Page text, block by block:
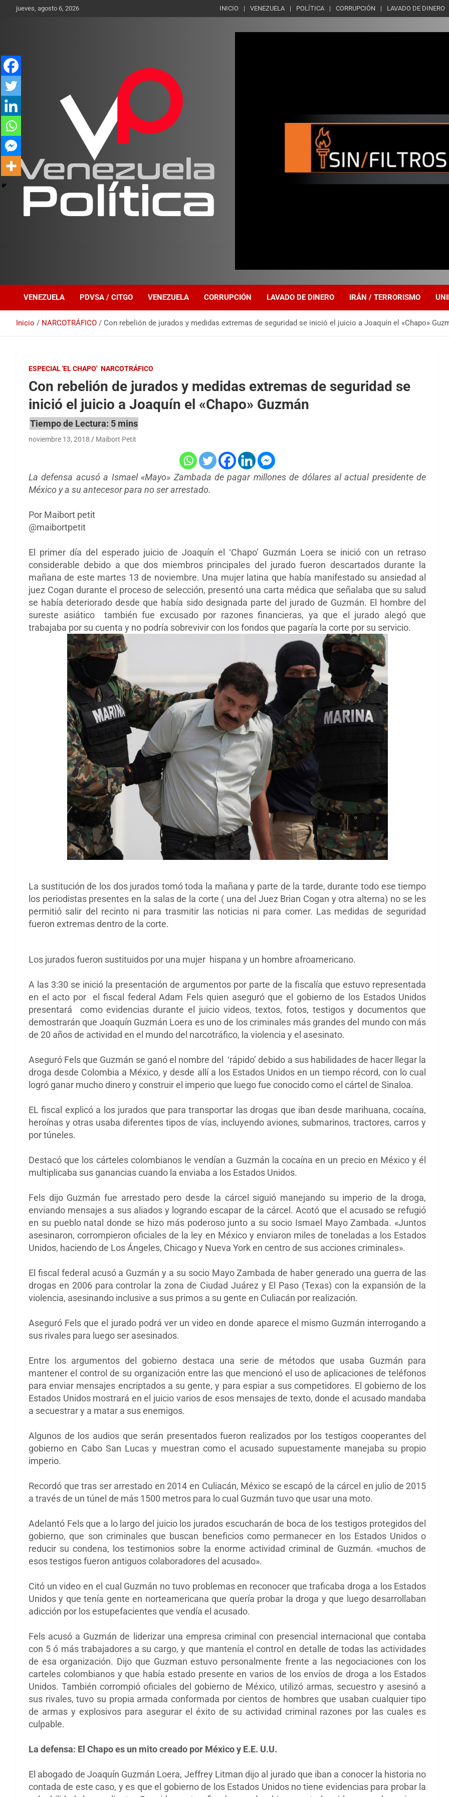
Saltarjueves, agosto 6, 2026 INICIO VENEZUELA POLÍTICA CORRUPCIÓN LAVADO DE DINERO
VENEZUELA PDVSA / CITGO VENEZUELA CORRUPCIÓN LAVADO DE DINERO IRÁN / TERRORISMO
Inicio NARCOTRÁFICO Con rebelión de jurados y medidas extremas de seguridad se inició el juicio a Joaquín el «Chapo»
ESPECIAL 'EL CHAPO' NARCOTRÁFICO
Con rebelión de jurados y medidas extremas de seguridad se
inició el juicio a Joaquín el «Chapo» Guzmán
noviembre 13, 2018 Maibort Petit
La defensa acusó a Ismael «Mayo» Zambada de pagar millones de dólares al actual presidente de
México y a su antecesor para no ser arrestado.
Por Maibort petit
@maibortpetit
El primer día del esperado juicio de Joaquín el ‘Chapo’ Guzmán Loera se inició con un retraso
considerable debido a que dos miembros principales del jurado fueron descartados durante la
mañana de este martes 13 de noviembre. Una mujer latina que había manifestado su ansiedad al
juez Cogan durante el proceso de selección, presentó una carta médica que señalaba que su salud
se había deteriorado desde que había sido designada parte del jurado de Guzmán. El hombre del
sureste asiático también fue excusado por razones financieras, ya que el jurado alegó que
trabajaba por su cuenta y no podría sobrevivir con los fondos que pagaría la corte por su servicio.
La sustitución de los dos jurados tomó toda la mañana y parte de la tarde, durante todo ese tiempo
los periodistas presentes en la salas de la corte ( una del Juez Brian Cogan y otra alterna) no se les
permitió salir del recinto ni para trasmitir las noticias ni para comer. Las medidas de seguridad
fueron extremas dentro de la corte.
Los jurados fueron sustituidos por una mujer hispana y un hombre afroamericano.
A las 3:30 se inició la presentación de argumentos por parte de la fiscalía que estuvo representada
en el acto por el fiscal federal Adam Fels quien aseguró que el gobierno de los Estados Unidos
presentará como evidencias durante el juicio videos, textos, fotos, testigos y documentos que
demostrarán que Joaquín Guzmán Loera es uno de los criminales más grandes del mundo con más
de 20 años de actividad en el mundo del narcotráfico, la violencia y el asesinato.
Aseguró Fels que Guzmán se ganó el nombre del ‘rápido’ debido a sus habilidades de hacer llegar la
droga desde Colombia a México, y desde allí a los Estados Unidos en un tiempo récord, con lo cual
logró ganar mucho dinero y construir el imperio que luego fue conocido como el cártel de Sinaloa.
EL fiscal explicó a los jurados que para transportar las drogas que iban desde marihuana, cocaína,
heroínas y otras usaba diferentes tipos de vías, incluyendo aviones, submarinos, tractores, carros y
por túneles.
Destacó que los cárteles colombianos le vendían a Guzmán la cocaína en un precio en México y él
multiplicaba sus ganancias cuando la enviaba a los Estados Unidos.
Fels dijo Guzmán fue arrestado pero desde la cárcel siguió manejando su imperio de la droga,
enviando mensajes a sus aliados y logrando escapar de la cárcel. Acotó que el acusado se refugió
en su pueblo natal donde se hizo más poderoso junto a su socio Ismael Mayo Zambada. «Juntos
asesinaron, corrompieron oficiales de la ley en México y enviaron miles de toneladas a los Estados
Unidos, haciendo de Los Ángeles, Chicago y Nueva York en centro de sus acciones criminales».
El fiscal federal acusó a Guzmán y a su socio Mayo Zambada de haber generado una guerra de las
drogas en 2006 para controlar la zona de Ciudad Juárez y El Paso (Texas) con la expansión de la
violencia, asesinando inclusive a sus primos a su gente en Culiacán por realización.
Aseguró Fels que el jurado podrá ver un video en donde aparece el mismo Guzmán interrogando a
sus rivales para luego ser asesinados.
Entre los argumentos del gobierno destaca una serie de métodos que usaba Guzmán para
mantener el control de su organización entre las que mencionó el uso de aplicaciones de teléfonos
para enviar mensajes encriptados a su gente, y para espiar a sus competidores. El gobierno de los
Estados Unidos mostrará en el juicio varios de esos mensajes de texto, donde el acusado mandaba
a secuestrar y a matar a sus enemigos.
Algunos de los audios que serán presentados fueron realizados por los testigos cooperantes del
gobierno en Cabo San Lucas y muestran como el acusado supuestamente manejaba su propio
imperio.
Recordó que tras ser arrestado en 2014 en Culiacán, México se escapó de la cárcel en julio de 2015
a través de un túnel de más 1500 metros para lo cual Guzmán tuvo que usar una moto.
Adelantó Fels que a lo largo del juicio los jurados escucharán de boca de los testigos protegidos del
gobierno, que son criminales que buscan beneficios como permanecer en los Estados Unidos o
reducir su condena, los testimonios sobre la enorme actividad criminal de Guzmán. «muchos de
esos testigos fueron antiguos colaboradores del acusado».
Citó un video en el cual Guzmán no tuvo problemas en reconocer que traficaba droga a los Estados
Unidos y que tenía gente en norteamericana que quería probar la droga y que luego desarrollaban
adicción por los estupefacientes que vendía el acusado.
Fels acusó a Guzmán de liderizar una empresa criminal con presencial internacional que contaba
con 5 ó más trabajadores a su cargo, y que mantenía el control en detalle de todas las actividades
de esa organización. Dijo que Guzman estuvo personalmente frente a las negociaciones con los
carteles colombianos y que había estado presente en varios de los envíos de droga a los Estados
Unidos. También corrompió oficiales del gobierno de México, utilizó armas, secuestro y asesinó a
sus rivales, tuvo su propia armada conformada por cientos de hombres que usaban cualquier tipo
de armas y explosivos para asegurar el éxito de su actividad criminal razones por las cuales es
culpable.
La defensa: El Chapo es un mito creado por México y E.E. U.U.
El abogado de Joaquín Guzmán Loera, Jeffrey Litman dijo al jurado que iban a conocer la historia no
contada de este caso, y es que el gobierno de los Estados Unidos no tiene evidencias para probar la